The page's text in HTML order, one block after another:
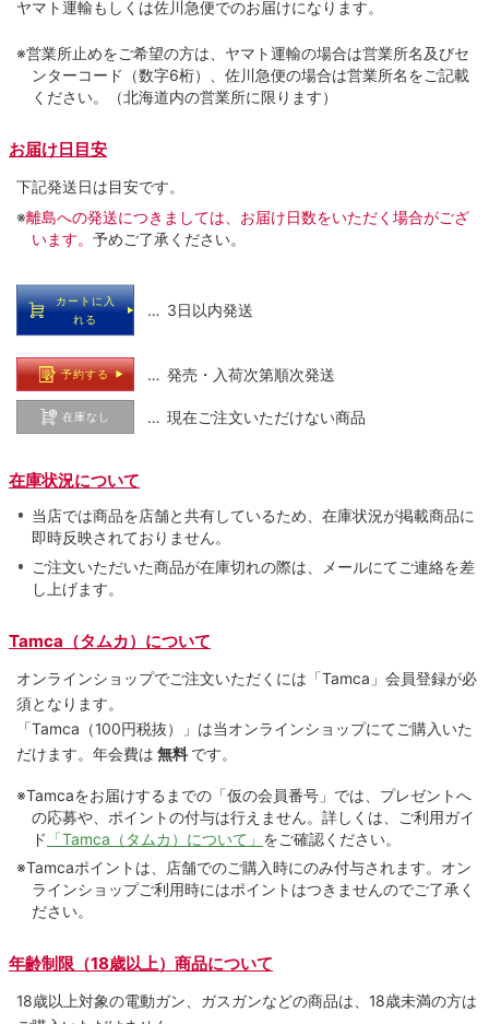
ヤマト運輸もしくは佐川急便でのお届けになります。
※営業所止めをご希望の方は、ヤマト運輸の場合は営業所名及びセ
ンターコード（数字6桁）、佐川急便の場合は営業所名をご記載
ください。（北海道内の営業所に限ります）
お届け日目安
下記発送日は目安です。
※離島への発送につきましては、お届け日数をいただく場合がござ
います。 予めご了承ください。
カートに入
れる
… 3日以内発送
予約する … 発売・入荷次第順次発送
在庫なし … 現在ご注文いただけない商品
在庫状況について
当店では商品を店舗と共有しているため、在庫状況が掲載商品に
即時反映されておりません。
ご注文いただいた商品が在庫切れの際は、メールにてご連絡を差
し上げます。
Tamca（タムカ）について
オンラインショップでご注⽂いただくには「Tamca」会員登録が必
須となります。
「Tamca （100円税抜）
」は当オンラインショップにてご購⼊いた
だけます。 年会費は 無料 です。
※Tamcaをお届けするまでの「仮の会員番号」では、プレゼントへ
の応募や、ポイントの付与は⾏えません。詳しくは、ご利⽤ガイ
ド 「Tamca（タムカ）について」 をご確認ください。
※Tamcaポイントは、店舗でのご購⼊時にのみ付与されます。オン
ラインショップご利用時にはポイントはつきませんのでご了承く
ださい。
年齢制限（18歳以上）商品について
18歳以上対象の電動ガン、ガスガンなどの商品は、18歳未満の方は